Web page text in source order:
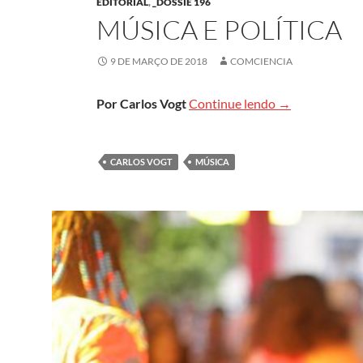
MÚSICA E POLÍTICA
9 DE MARÇO DE 2018 COMCIENCIA
Por Carlos VogtContinue lendo Música e
→
CARLOS VOGT MÚSICA